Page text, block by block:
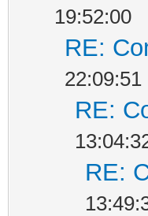
19:52:00
RE:
22:09:51
RE:
RE: